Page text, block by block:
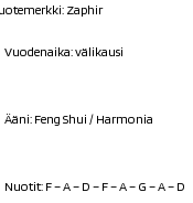
Zaphir
Vuodenaika: välikausi
Ääni: Feng Shui / Harmonia
Nuotit: F – A – D – F – A – G – A – D